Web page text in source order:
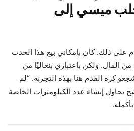
ميسي إلى
على ذلك. كان بإمكاني بيع هذا الحدث
المال. ولكن باعتباري بنغاليًا من
كرة القدم هنا بهذه التجربة. “لم
يحاول إنشاء عدد الكيلومترات الخاصة